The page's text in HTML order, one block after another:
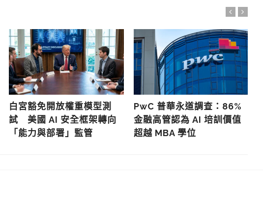
白宮豁免開放權重模型測
試 美國 AI 安全框架轉向
「能力與部署」監管
PwC 普華永道調查：86%
金融高管認為 AI 培訓價值
超越 MBA 學位